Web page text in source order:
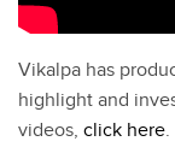
Vikalpa has
highlight and
videos, click here.